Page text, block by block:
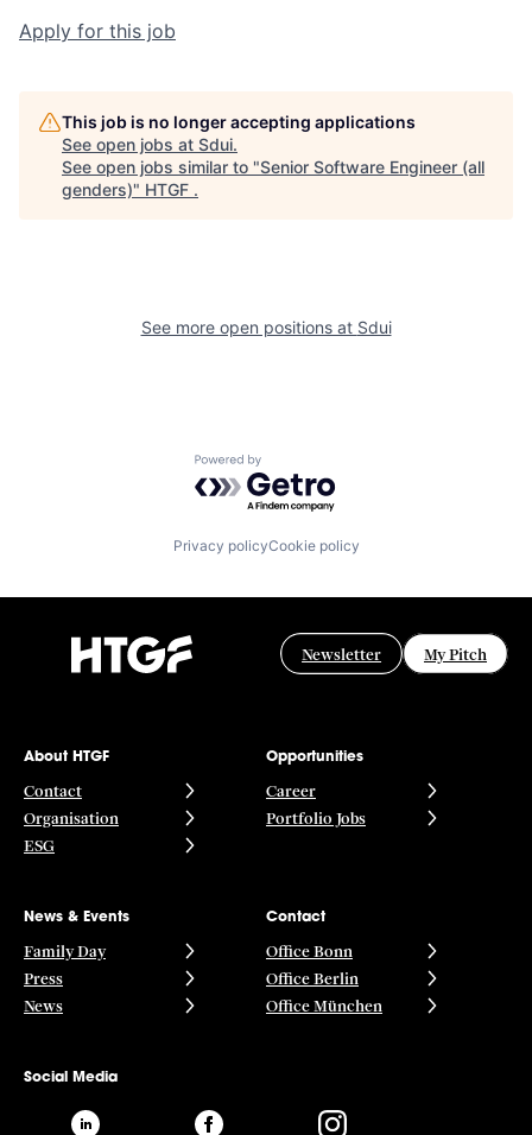
Apply for this job
This job is no longer accepting applications
See open jobs at Sdui.
See open jobs similar to "Senior Software Engineer (all
genders)" HTGF .
See more open positions at Sdui
Powered by Getro.com
Privacy policyCookie policy
Newsletter My Pitch
About HTGF
Contact
Organisation
ESG
Opportunities
Career
Portfolio Jobs
News & Events
Family Day
Press
News
Contact
Office Bonn
Office Berlin
Office München
Social Media